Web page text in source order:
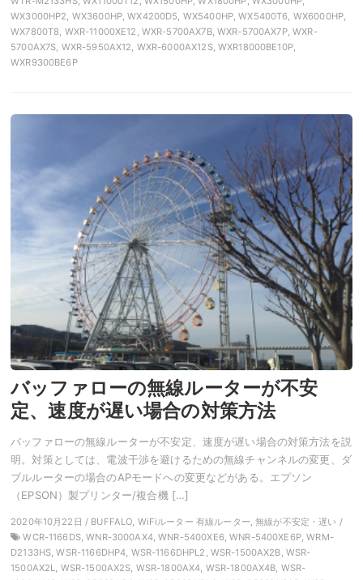
WX3000HP2, WX3600HP, WX4200D5, WX5400HP, WX5400T6, WX6000HP,
WX7800T8, WXR-11000XE12, WXR-5700AX7B, WXR-5700AX7P, WXR-
5700AX7S, WXR-5950AX12, WXR-6000AX12S, WXR18000BE10P,
WXR9300BE6P
バッファローの無線ルーターが不安
定、速度が遅い場合の対策方法
バッファローの無線ルーターが不安定、速度が遅い場合の対策方法を説
明。対策としては、電波干渉を避けるための無線チャンネルの変更、ダ
ブルルーターの場合のAPモードへの変更などがある。エプソン
（EPSON）製プリンター/複合機 […]
2020年10月22日 / BUFFALO, WiFiルーター 有線ルーター, 無線が不安定・遅い /
WCR-1166DS, WNR-3000AX4, WNR-5400XE6, WNR-5400XE6P, WRM-
D2133HS, WSR-1166DHP4, WSR-1166DHPL2, WSR-1500AX2B, WSR-
1500AX2L, WSR-1500AX2S, WSR-1800AX4, WSR-1800AX4B, WSR-